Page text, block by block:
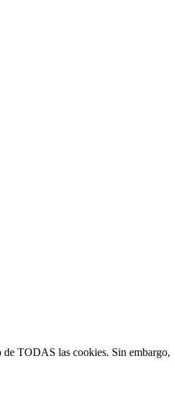
de TODAS las cookies. Sin embargo,